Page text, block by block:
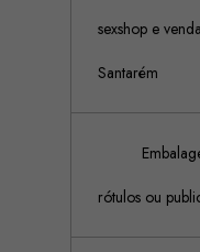
sexshop e
Santarém
rótulos ou